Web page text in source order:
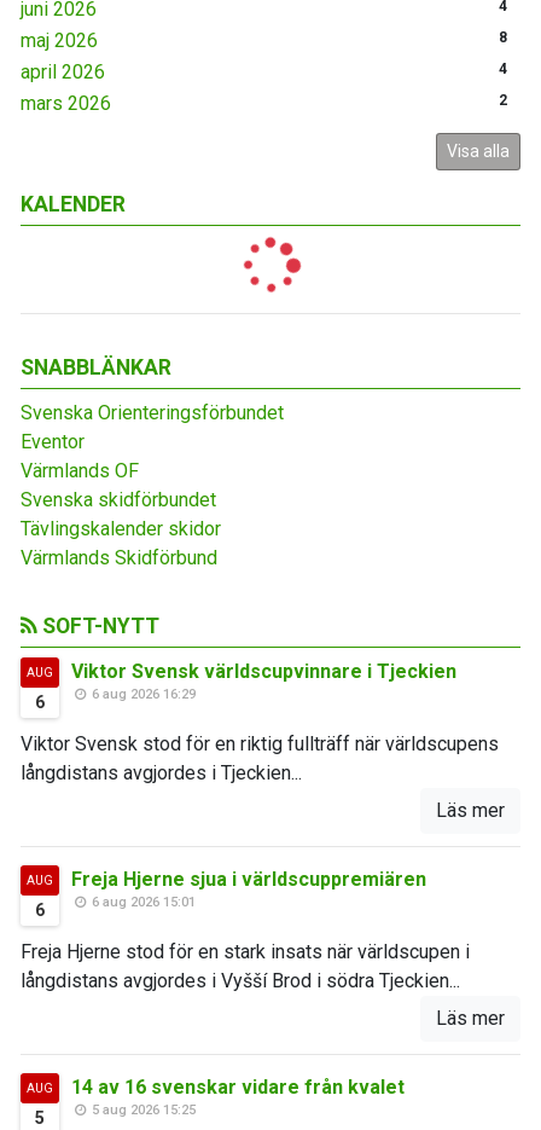
juni 2026 4
maj 2026 8
april 2026 4
mars 2026 2
Visa alla
KALENDER
SNABBLÄNKAR
Svenska Orienteringsförbundet
Eventor
Värmlands OF
Svenska skidförbundet
Tävlingskalender skidor
Värmlands Skidförbund
SOFT-NYTT
AUG
6
Viktor Svensk världscupvinnare i Tjeckien
6 aug 2026 16:29
Viktor Svensk stod för en riktig fullträff när världscupens
långdistans avgjordes i Tjeckien...
Läs mer
AUG
6
Freja Hjerne sjua i världscuppremiären
6 aug 2026 15:01
Freja Hjerne stod för en stark insats när världscupen i
långdistans avgjordes i Vyšší Brod i södra Tjeckien...
Läs mer
AUG
5
14 av 16 svenskar vidare från kvalet
5 aug 2026 15:25